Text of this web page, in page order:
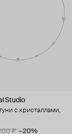
Studio
с кристаллами,
₽ −20%